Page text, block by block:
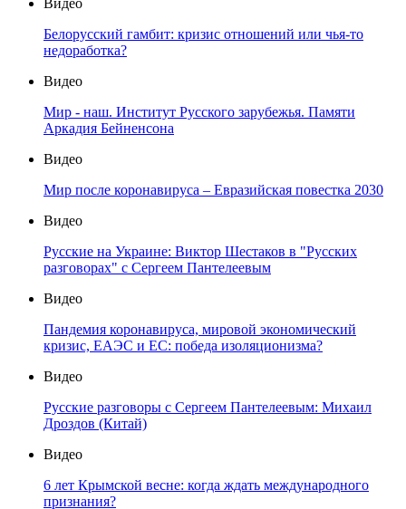
Видео
Белорусский гамбит: кризис отношений или чья-то
недоработка?
Видео
Мир - наш. Институт Русского зарубежья. Памяти
Аркадия Бейненсона
Видео
Мир после коронавируса – Евразийская повестка 2030
Видео
Русские на Украине: Виктор Шестаков в "Русских
разговорах" с Сергеем Пантелеевым
Видео
Пандемия коронавируса, мировой экономический
кризис, ЕАЭС и ЕС: победа изоляционизма?
Видео
Русские разговоры с Сергеем Пантелеевым: Михаил
Дроздов (Китай)
Видео
6 лет Крымской весне: когда ждать международного
признания?